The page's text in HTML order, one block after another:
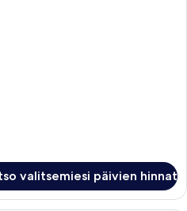
valitsemiesi päivien hinnat